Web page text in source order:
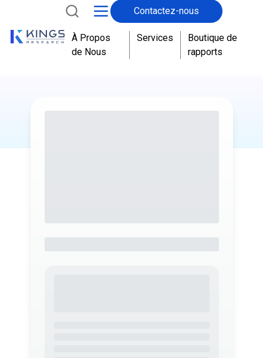
Contactez-nous
À Propos
de Nous
Services
Boutique de
rapports